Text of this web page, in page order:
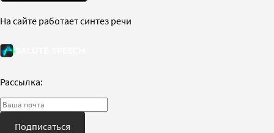
На сайте работает синтез речи
Рассылка:
Подписаться